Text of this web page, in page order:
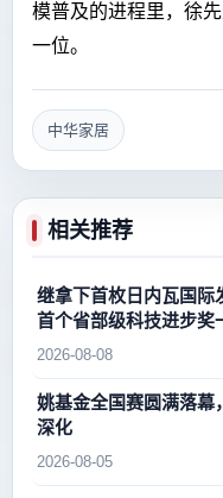
模普及的进程里，徐
一位。
中华家居
相关推荐
继拿下首枚日内瓦国际
首个省部级科技进步奖
新高峰
2026-08-08
姚基金全国赛圆满落幕
深化
2026-08-05